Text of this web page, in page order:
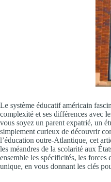
Le système éducatif américain
complexité et ses différences avec
vous soyez un parent expatrié, un
simplement curieux de découvrir
l’éducation outre-Atlantique, cet
les méandres de la scolarité aux
ensemble les spécificités, les forces
unique, en vous donnant les clés